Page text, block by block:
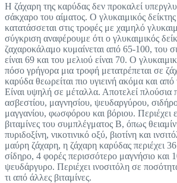
Η ζάχαρη της καρύδας δεν προκαλεί
σάκχαρο του αίματος. Ο γλυκαιμικός δείκτης
κατατάσσεται στις τροφές με χαμηλό
σύγκριση αναφέρουμε ότι ο γλυκαιμικός
ζαχαροκάλαμο κυμαίνεται από 65-100, του
είναι 69 και του μελιού είναι 70. Ο
πόσο γρήγορα μια τροφή μετατρέπεται σε
καρύδα θεωρείται πιο υγιεινή ακόμα και
Είναι υψηλή σε μέταλλα. Αποτελεί πλούσια
ασβεστίου, μαγνησίου, ψευδαργύρου,
μαγγανίου, φωσφόρου και βόριου. Περιέχει
βιταμίνες του συμπλέγματος Β, όπως
πυριδοξίνη, νικοτινικό οξύ, βιοτίνη και
μαύρη ζάχαρη, η ζάχαρη καρύδας περιέχει
σίδηρο, 4 φορές περισσότερο μαγνήσιο και
ψευδάργυρο. Περιέχει ινοσιτόλη σε
τι από άλλες βιταμίνες.